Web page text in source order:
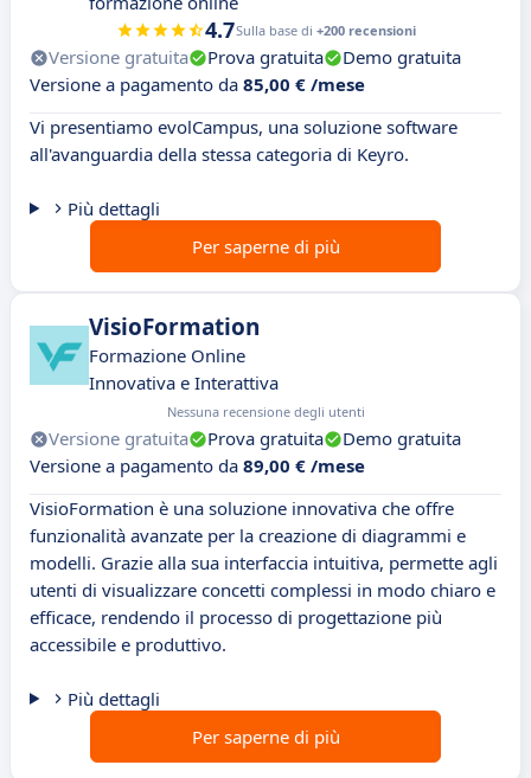
4.7Sulla base di +200 recensioni
Versione gratuita Prova gratuita
Demo gratuita
Versione a pagamento da 85,00 € /mese
Vi presentiamo evolCampus, una soluzione software
all'avanguardia della stessa categoria di Keyro.
Più dettagli
Per saperne di più
VisioFormation
Formazione Online
Innovativa e Interattiva
Nessuna recensione degli utenti
Versione gratuita Prova gratuita
Demo gratuita
Versione a pagamento da 89,00 € /mese
VisioFormation è una soluzione innovativa che offre
funzionalità avanzate per la creazione di diagrammi e
modelli. Grazie alla sua interfaccia intuitiva, permette agli
utenti di visualizzare concetti complessi in modo chiaro e
efficace, rendendo il processo di progettazione più
accessibile e produttivo.
Più dettagli
Per saperne di più